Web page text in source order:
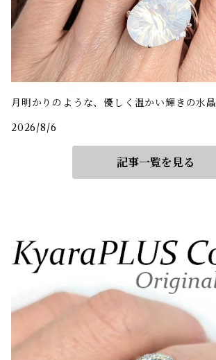
月明かりのような、優しく温かい輝きの水晶
2026/8/6
記事一覧を見る